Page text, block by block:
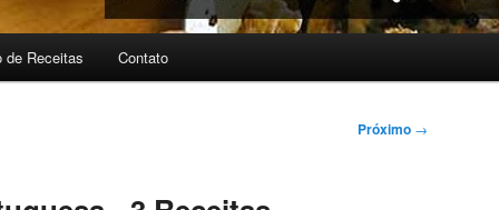
de Receitas Contato
Próximo →